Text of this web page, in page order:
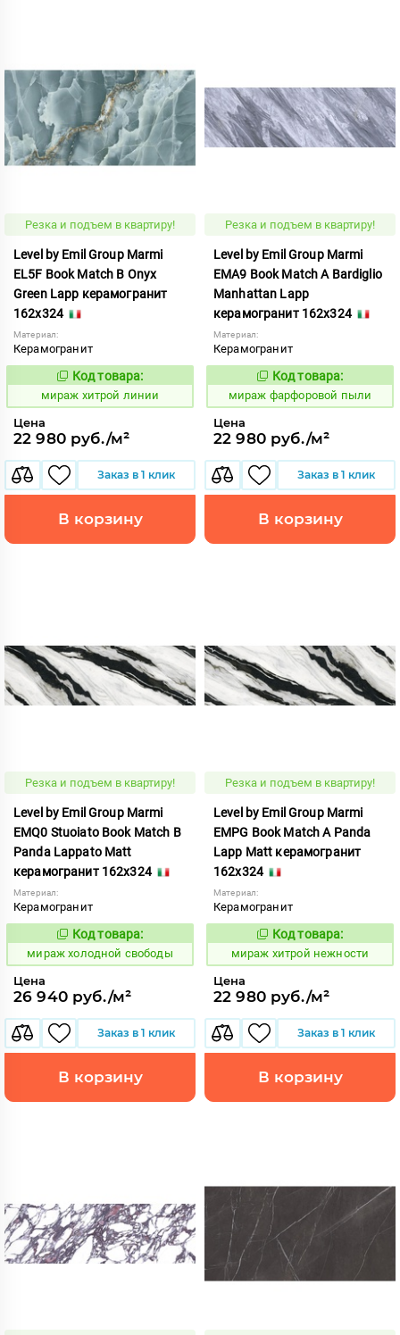
Резка и подъем в квартиру!
Level by Emil Group Marmi
EL5F Book Match B Onyx
Green Lapp керамогранит
162x324
Материал:
Керамогранит
998419
Код товара:
мираж хитрой линии
Цена
22 980 руб./м²
Заказ в 1 клик
В корзину
Резка и подъем в квартиру!
Level by Emil Group Marmi
EMA9 Book Match A Bardiglio
Manhattan Lapp
керамогранит 162x324
Материал:
Керамогранит
998326
Код товара:
мираж фарфоровой пыли
Цена
22 980 руб./м²
Заказ в 1 клик
В корзину
Резка и подъем в квартиру!
Level by Emil Group Marmi
EMQ0 Stuoiato Book Match B
Panda Lappato Matt
керамогранит 162x324
Материал:
Керамогранит
998585
Код товара:
мираж холодной свободы
Цена
26 940 руб./м²
Заказ в 1 клик
В корзину
Резка и подъем в квартиру!
Level by Emil Group Marmi
EMPG Book Match A Panda
Lapp Matt керамогранит
162x324
Материал:
Керамогранит
998433
Код товара:
мираж хитрой нежности
Цена
22 980 руб./м²
Заказ в 1 клик
В корзину